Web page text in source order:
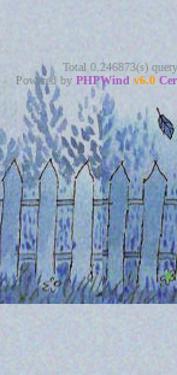
Total 0.246873(s)
Powered by PHPWind v6.0